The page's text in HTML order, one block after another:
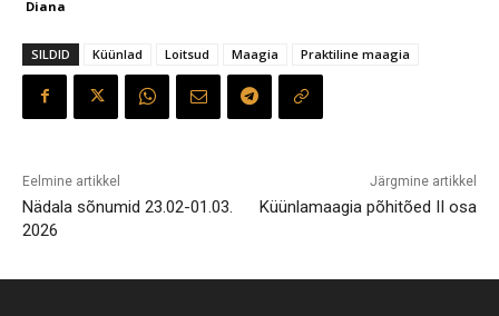
Diana
SILDID Küünlad Loitsud Maagia Praktiline maagia
Eelmine artikkel
Nädala sõnumid 23.02-01.03.
2026
Järgmine artikkel
Küünlamaagia põhitõed II osa